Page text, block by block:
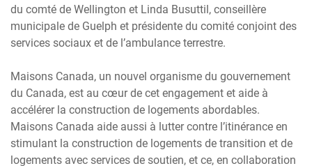
du comté de Wellington et Linda Busuttil, conseillère
municipale de Guelph et présidente du comité conjoint des
services sociaux et de l’ambulance terrestre.
Maisons Canada, un nouvel organisme du gouvernement
du Canada, est au cœur de cet engagement et aide à
accélérer la construction de logements abordables.
Maisons Canada aide aussi à lutter contre l’itinérance en
stimulant la construction de logements de transition et de
logements avec services de soutien, et ce, en collaboration